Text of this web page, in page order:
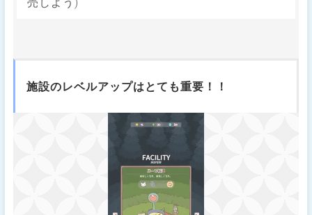
施設のレベルアップはとても重要！！